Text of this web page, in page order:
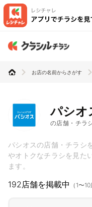
お店の名前からさがす
パシオ
の店舗・チラ
パシオスの店舗・チラシ
やオトクなチラシを見た
ます。
192店舗を掲載中 （1〜